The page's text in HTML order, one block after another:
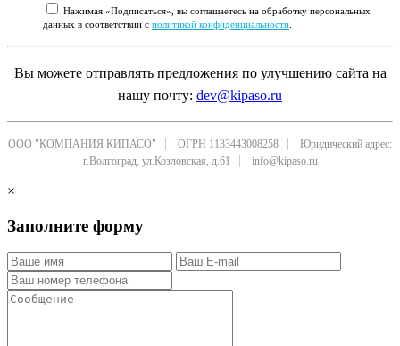
Нажимая «Подписаться», вы соглашаетесь на обработку персональных
данных в соответствии с политикой конфиденциальности
Вы можете отправлять предложения по улучшению сайта на
нашу почту: dev@kipaso.ru
ООО "КОМПАНИЯ КИПАСО" ОГРН 1133443008258
Юридический адрес:
г.Волгоград, ул.Козловская, д.61
info@kipaso.ru
×
Заполните форму